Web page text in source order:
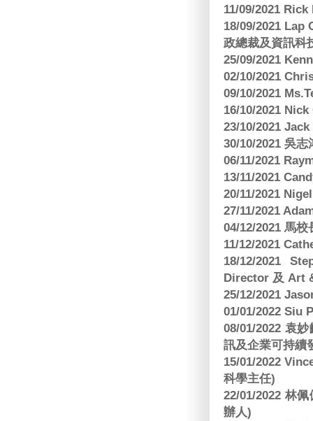
11/09/2021
18/09/2021
政總裁及資訊科
25/09/2021
02/10/2021
09/10/2021
16/10/2021
23/10/2021
30/10/2021 吳
06/11/2021
13/11/2021
20/11/2021
27/11/2021
04/12/2021 馬
11/12/2021
18/12/2021
Director 及 Art
25/12/2021
01/01/2022 Siu
08/01/2022 袁
訊及企業可持續
15/01/2022
科學主任)
22/01/2022 林
辦人)